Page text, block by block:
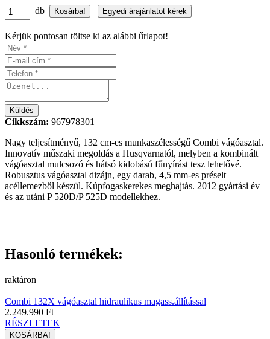
db
Kérjük pontosan töltse ki az alábbi űrlapot!
Cikkszám: 967978301
Nagy teljesítményű, 132 cm-es munkaszélességű Combi vágóasztal.
Innovatív műszaki megoldás a Husqvarnatól, melyben a kombinált
vágóasztal mulcsozó és hátsó kidobású fűnyírást tesz lehetővé.
Robusztus vágóasztal dizájn, egy darab, 4,5 mm-es préselt
acéllemezből készül. Kúpfogaskerekes meghajtás. 2012 gyártási év
és az utáni P 520D/P 525D modellekhez.
Hasonló termékek:
raktáron
Combi 132X vágóasztal hidraulikus magass.állítással
2.249.990 Ft
RÉSZLETEK